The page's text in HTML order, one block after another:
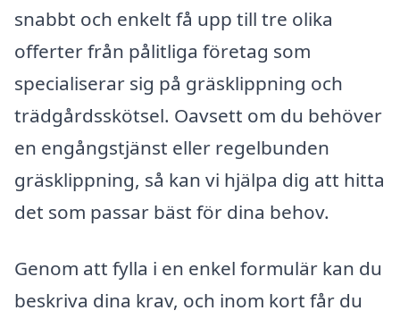
snabbt och enkelt få upp till tre olika
offerter från pålitliga företag som
specialiserar sig på gräsklippning och
trädgårdsskötsel. Oavsett om du behöver
en engångstjänst eller regelbunden
gräsklippning, så kan vi hjälpa dig att hitta
det som passar bäst för dina behov.
Genom att fylla i en enkel formulär kan du
beskriva dina krav, och inom kort får du